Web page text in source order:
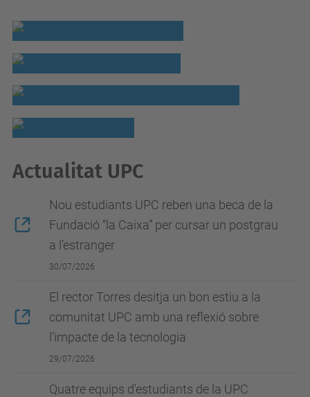
i
ó
Actualitat UPC
Nou estudiants UPC reben una beca de la
Fundació “la Caixa” per cursar un postgrau
a l’estranger
30/07/2026
El rector Torres desitja un bon estiu a la
comunitat UPC amb una reflexió sobre
l'impacte de la tecnologia
29/07/2026
Quatre equips d'estudiants de la UPC